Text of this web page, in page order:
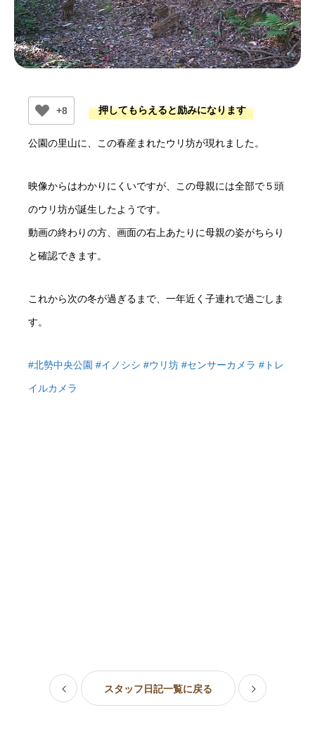
+8
公園の里山に、この春産まれたウリ坊が現れました。
映像からはわかりにくいですが、この母親には全部で５頭
のウリ坊が誕生したようです。
動画の終わりの方、画面の右上あたりに母親の姿がちらり
と確認できます。
これから次の冬が過ぎるまで、一年近く子連れで過ごしま
す。
#北勢中央公園 #イノシシ #ウリ坊 #センサーカメラ #トレ
イルカメラ
スタッフ日記一覧に戻る